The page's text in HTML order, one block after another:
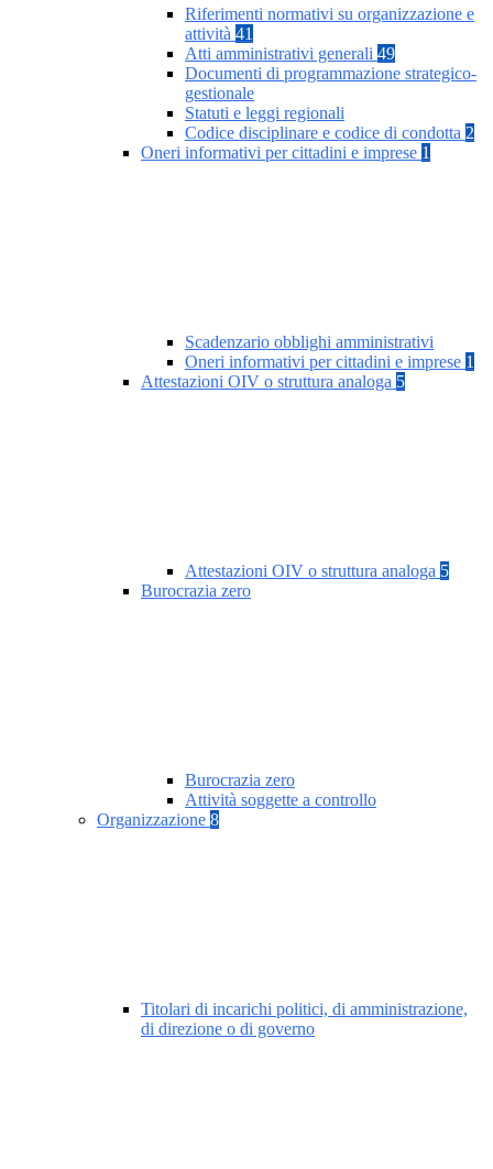
Riferimenti normativi su organizzazione e
attività 41
Atti amministrativi generali 49
Documenti di programmazione strategico-
gestionale
Statuti e leggi regionali
Codice disciplinare e codice di condotta 2
Oneri informativi per cittadini e imprese 1
Scadenzario obblighi amministrativi
Oneri informativi per cittadini e imprese 1
Attestazioni OIV o struttura analoga 5
Attestazioni OIV o struttura analoga 5
Burocrazia zero
Burocrazia zero
Attività soggette a controllo
Organizzazione 8
Titolari di incarichi politici, di amministrazione,
di direzione o di governo